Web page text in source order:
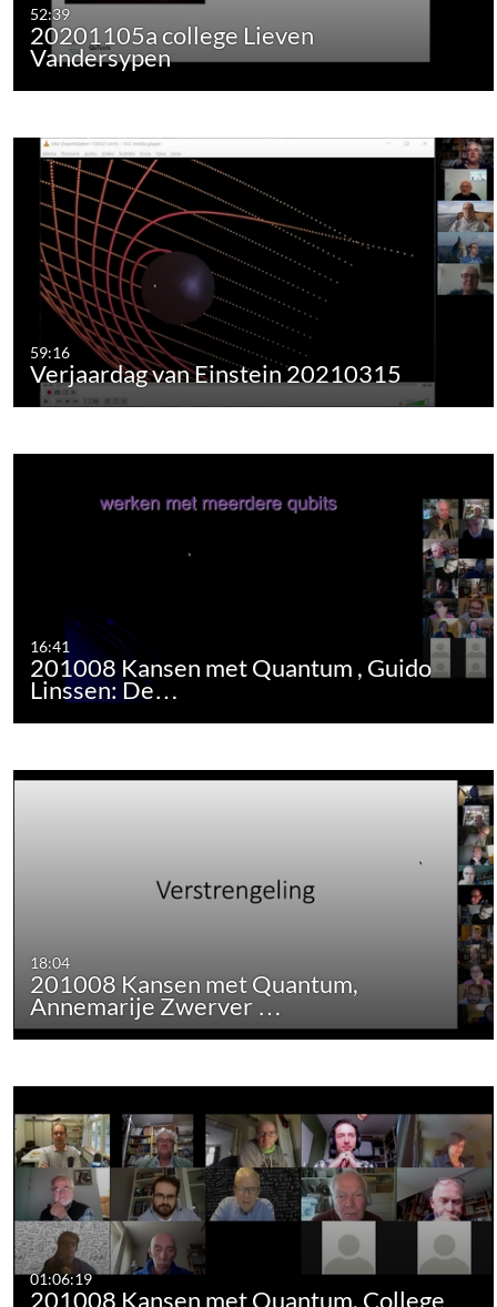
52:39
20201105a college Lieven
Vandersypen
59:16
Verjaardag van Einstein 20210315
16:41
201008 Kansen met Quantum , Guido
Linssen: De…
18:04
201008 Kansen met Quantum,
Annemarije Zwerver …
01:06:19
201008 Kansen met Quantum, College